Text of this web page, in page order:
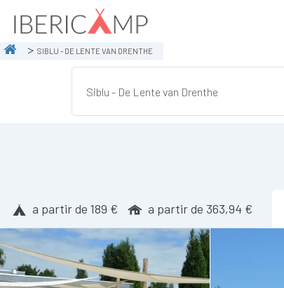
SIBLU - DE LENTE VAN DRENTHE
a partir de 189 € a partir de 363,94 €